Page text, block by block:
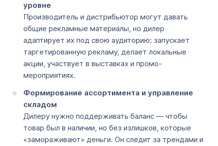
уровне
Производитель и дистрибьютор могут давать
общие рекламные материалы, но дилер
адаптирует их под свою аудиторию: запускает
таргетированную рекламу, делает локальные
акции, участвует в выставках и промо-
мероприятиях.
Формирование ассортимента и управление
складом
Дилеру нужно поддерживать баланс — чтобы
товар был в наличии, но без излишков, которые
«замораживают» деньги. Он следит за трендами и